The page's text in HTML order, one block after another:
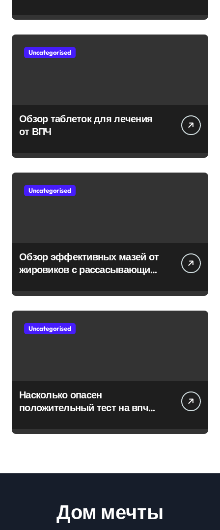
Uncategorised
Обзор таблеток для лечения
от ВПЧ
Uncategorised
Обзор эффективных мазей от
жировиков с рассасывающим
Uncategorised
Насколько опасен
положительный тест на впч
Дом мечты